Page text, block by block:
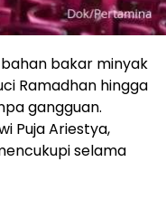
bakar minyak
Ramadhan hingga
gangguan.
Puja Ariestya,
selama